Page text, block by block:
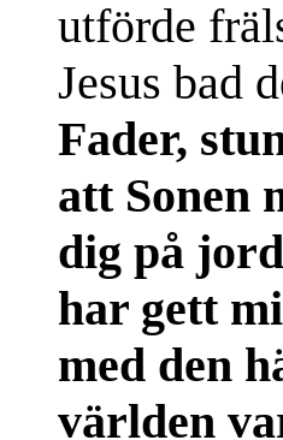
utförde
Jesus bad
Fader,
att Sonen
dig på
har gett
med den
världen